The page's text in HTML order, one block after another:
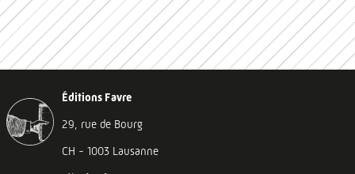
Éditions Favre
29, rue de Bourg
CH - 1003 Lausanne